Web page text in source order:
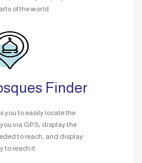
of the world.
Finder
you to easily locate the
via GPS, display the
to reach, and display
to reach it.